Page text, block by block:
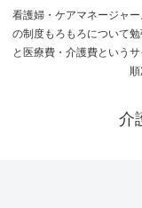
看護婦・ケアマネージャ
の制度もろもろについて
と医療費・介護費という
介